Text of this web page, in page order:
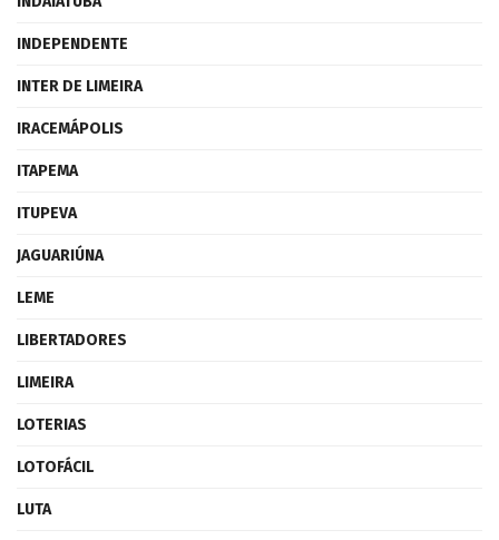
INDEPENDENTE
INTER DE LIMEIRA
IRACEMÁPOLIS
ITAPEMA
ITUPEVA
JAGUARIÚNA
LEME
LIBERTADORES
LIMEIRA
LOTERIAS
LOTOFÁCIL
LUTA